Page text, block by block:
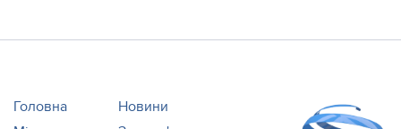
Головна
Новини